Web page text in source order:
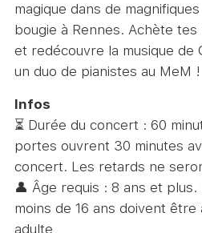
magique dans de
bougie à Rennes. Achète
et redécouvre la musique
un duo de pianistes au MeM !
Infos
⏳ Durée du concert : 60
portes ouvrent 30 minutes
concert. Les retards ne
👤 Âge requis : 8 ans et
moins de 16 ans doivent
adulte